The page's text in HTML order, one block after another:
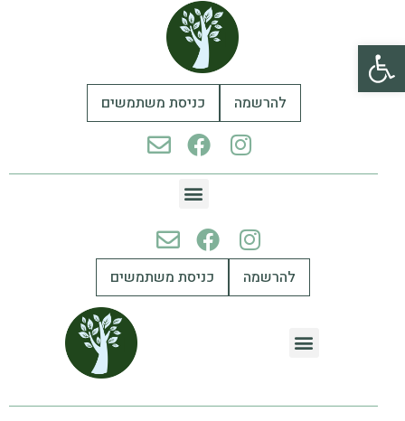
פתח סרגל נגישות
להרשמה כניסת משתמשים
להרשמה כניסת משתמשים